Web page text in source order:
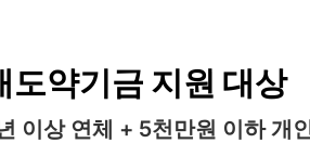
도약기금 지원 대상
이상 연체 + 5천만원 이하 개